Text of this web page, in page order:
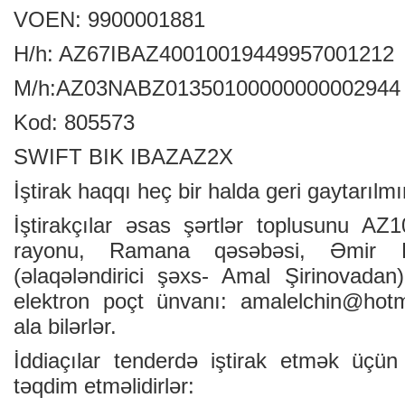
VOEN: 9900001881
H/h: AZ67IBAZ40010019449957001212
M/h:AZ03NABZ01350100000000002944
Kod: 805573
SWIFT BIK IBAZAZ2X
İştirak haqqı heç bir halda geri
İştirakçılar əsas şərtlər toplusunu
rayonu, Ramana qəsəbəsi, Əmir
(əlaqələndirici şəxs- Amal
elektron poçt ünvanı:
ala bilərlər.
İddiaçılar tenderdə iştirak etmək üçün
təqdim etməlidirlər: